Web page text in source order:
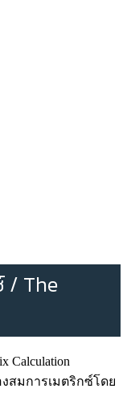
/ The
สมการเมตริกซ์โดย